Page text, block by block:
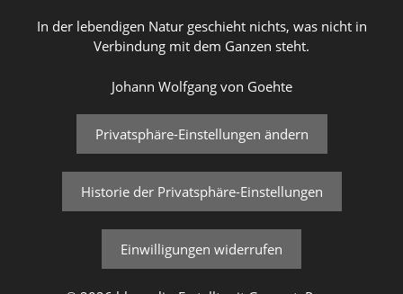
In der lebendigen Natur geschieht nichts, was nicht in
Verbindung mit dem Ganzen steht.
Johann Wolfgang von Goehte
Privatsphäre-Einstellungen ändern
Historie der Privatsphäre-Einstellungen
Einwilligungen widerrufen